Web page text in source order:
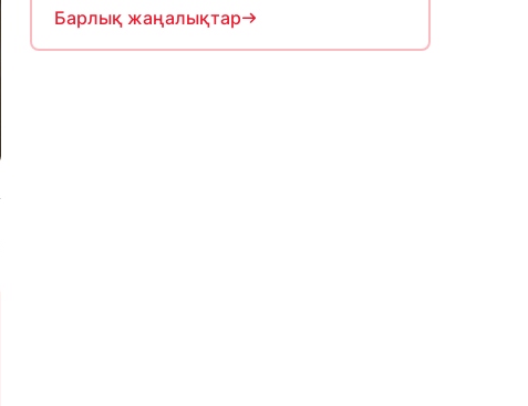
Барлық жаңалықтар